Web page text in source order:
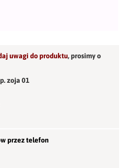
uwagi do produktu,prosimy o
zoja 01
przez telefon